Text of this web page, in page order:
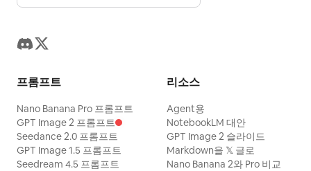
프롬프트
Nano Banana Pro 프롬프트
GPT Image 2 프롬프트
Seedance 2.0 프롬프트
GPT Image 1.5 프롬프트
Seedream 4.5 프롬프트
리소스
Agent용
NotebookLM 대안
GPT Image 2 슬라이드
Markdown을 𝕏 글로
Nano Banana 2와 Pro 비교